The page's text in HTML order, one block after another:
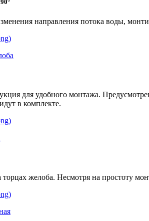
направления потока воды,
для удобного монтажа.
в комплекте.
торцах желоба. Несмотря на простоту